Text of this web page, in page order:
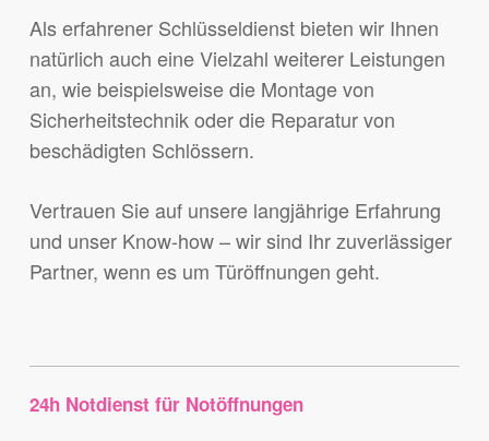
Als erfahrener Schlüsseldienst bieten wir Ihnen
natürlich auch eine Vielzahl weiterer Leistungen
an, wie beispielsweise die Montage von
Sicherheitstechnik oder die Reparatur von
beschädigten Schlössern.
Vertrauen Sie auf unsere langjährige Erfahrung
und unser Know-how – wir sind Ihr zuverlässiger
Partner, wenn es um Türöffnungen geht.
24h Notdienst für Notöffnungen